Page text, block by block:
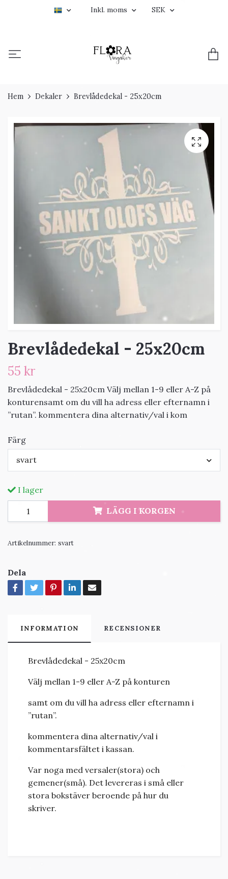
Inkl. moms SEK
Hem Dekaler Brevlådedekal - 25x20cm
Brevlådedekal - 25x20cm
55 kr
Brevlådedekal - 25x20cm Välj mellan 1-9 eller A-Z på
konturensamt om du vill ha adress eller efternamn i
”rutan”. kommentera dina alternativ/val i kom
Färg
svart
I lager
LÄGG I KORGEN
Artikelnummer: svart
Dela
INFORMATION RECENSIONER
Brevlådedekal - 25x20cm
Välj mellan 1-9 eller A-Z på konturen
samt om du vill ha adress eller efternamn i
”rutan”.
kommentera dina alternativ/val i
kommentarsfältet i kassan.
Var noga med versaler(stora) och
gemener(små). Det levereras i små eller
stora bokstäver beroende på hur du
skriver.